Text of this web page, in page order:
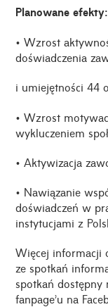
Planowane efekty:
• Wzrost
doświadczenia
i umiejętności 44
• Wzrost
wykluczeniem
• Aktywizacja
• Nawiązanie
doświadczeń w
instytucjami z
Więcej informacji
ze spotkań
spotkań
fanpage’u na